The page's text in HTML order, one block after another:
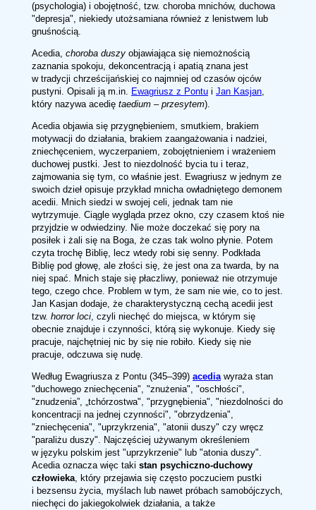
(psychologia) i obojętność, tzw. choroba mnichów, duchowa
"depresja", niekiedy utożsamiana również z lenistwem lub
gnuśnością.
Acedia, choroba duszy objawiająca się niemożnością
zaznania spokoju, dekoncentracją i apatią znana jest
w tradycji chrześcijańskiej co najmniej od czasów ojców
pustyni. Opisali ją m.in. Ewagriusz z Pontu i Jan Kasjan,
który nazywa acedię taedium – przesytem).
Acedia objawia się przygnębieniem, smutkiem, brakiem
motywacji do działania, brakiem zaangażowania i nadziei,
zniechęceniem, wyczerpaniem, zobojętnieniem i wrażeniem
duchowej pustki. Jest to niezdolność bycia tu i teraz,
zajmowania się tym, co właśnie jest. Ewagriusz w jednym ze
swoich dzieł opisuje przykład mnicha owładniętego demonem
acedii. Mnich siedzi w swojej celi, jednak tam nie
wytrzymuje. Ciągle wygląda przez okno, czy czasem ktoś nie
przyjdzie w odwiedziny. Nie może doczekać się pory na
posiłek i żali się na Boga, że czas tak wolno płynie. Potem
czyta trochę Biblię, lecz wtedy robi się senny. Podkłada
Biblię pod głowę, ale złości się, że jest ona za twarda, by na
niej spać. Mnich staje się płaczliwy, ponieważ nie otrzymuje
tego, czego chce. Problem w tym, że sam nie wie, co to jest.
Jan Kasjan dodaje, że charakterystyczną cechą acedii jest
tzw. horror loci, czyli niechęć do miejsca, w którym się
obecnie znajduje i czynności, którą się wykonuje. Kiedy się
pracuje, najchętniej nic by się nie robiło. Kiedy się nie
pracuje, odczuwa się nudę.
Według Ewagriusza z Pontu (345–399) acediawyraża stan
"duchowego zniechęcenia", "znużenia", "oschłości",
"znudzenia”, „tchórzostwa", "przygnębienia", "niezdolności do
koncentracji na jednej czynności", "obrzydzenia",
"zniechęcenia", "uprzykrzenia", "atonii duszy" czy wręcz
"paraliżu duszy". Najczęściej używanym określeniem
w języku polskim jest "uprzykrzenie" lub "atonia duszy".
Acedia oznacza więc taki stan psychiczno-duchowy
człowieka, który przejawia się często poczuciem pustki
i bezsensu życia, myślach lub nawet próbach samobójczych,
niechęci do jakiegokolwiek działania, a także